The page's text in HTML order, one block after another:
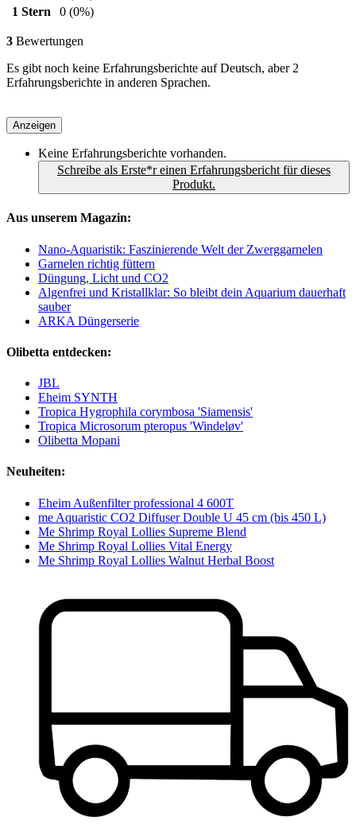
1 Stern
0 (0%)
3 Bewertungen
Es gibt noch keine Erfahrungsberichte auf Deutsch, aber 2
Erfahrungsberichte in anderen Sprachen.
Anzeigen
Keine Erfahrungsberichte vorhanden.
Schreibe als Erste*r einen Erfahrungsbericht für dieses
Produkt.
Aus unserem Magazin:
Nano-Aquaristik: Faszinierende Welt der Zwerggarnelen
Garnelen richtig füttern
Düngung, Licht und CO2
Algenfrei und Kristallklar: So bleibt dein Aquarium dauerhaft
sauber
ARKA Düngerserie
Olibetta entdecken:
JBL
Eheim SYNTH
Tropica Hygrophila corymbosa 'Siamensis'
Tropica Microsorum pteropus 'Windeløv'
Olibetta Mopani
Neuheiten:
Eheim Außenfilter professional 4 600T
me Aquaristic CO2 Diffuser Double U 45 cm (bis 450 L)
Me Shrimp Royal Lollies Supreme Blend
Me Shrimp Royal Lollies Vital Energy
Me Shrimp Royal Lollies Walnut Herbal Boost